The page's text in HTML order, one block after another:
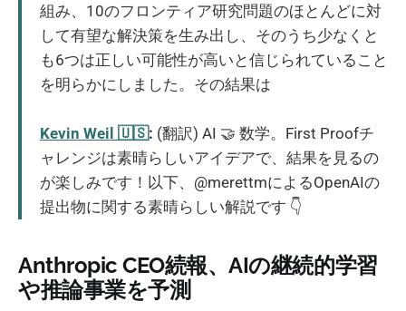
組み、10のフロンティア研究問題のほとんどに対
して有望な解決策を生み出し、そのうち少なくと
も6つは正しい可能性が高いと信じられていること
を明らかにしました。その結果は
Kevin Weil 🇺🇸: (翻訳) AI 🤝 数学。First Proofチ
ャレンジは素晴らしいアイデアで、結果を見るの
が楽しみです！以下、@merettmによるOpenAIの
提出物に関する素晴らしい解説です 👇
Anthropic CEO続報、AIの継続的学習
や推論事業を予測